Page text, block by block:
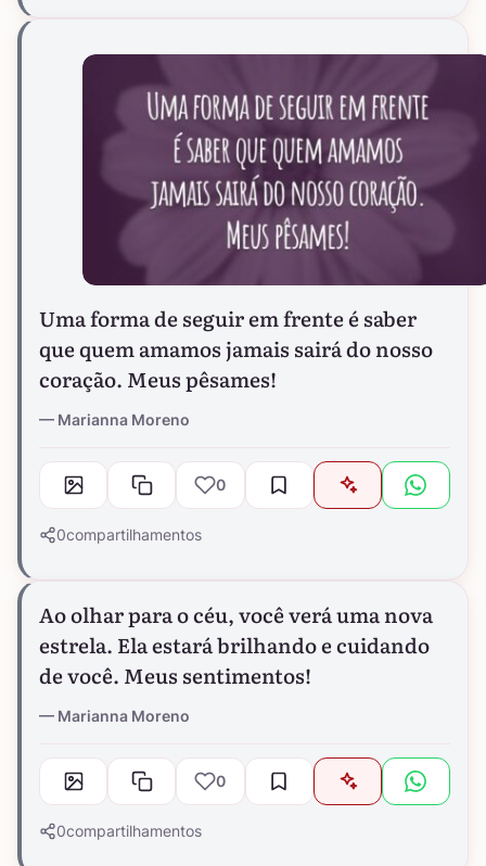
Uma forma de seguir em frente é saber
que quem amamos jamais sairá do nosso
coração. Meus pêsames!
Marianna Moreno
0
0compartilhamentos
Ao olhar para o céu, você verá uma nova
estrela. Ela estará brilhando e cuidando
de você. Meus sentimentos!
Marianna Moreno
0
0compartilhamentos